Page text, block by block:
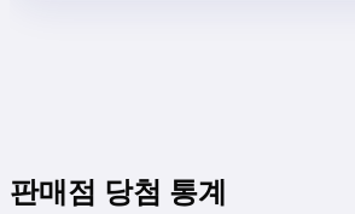
판매점 당첨 통계